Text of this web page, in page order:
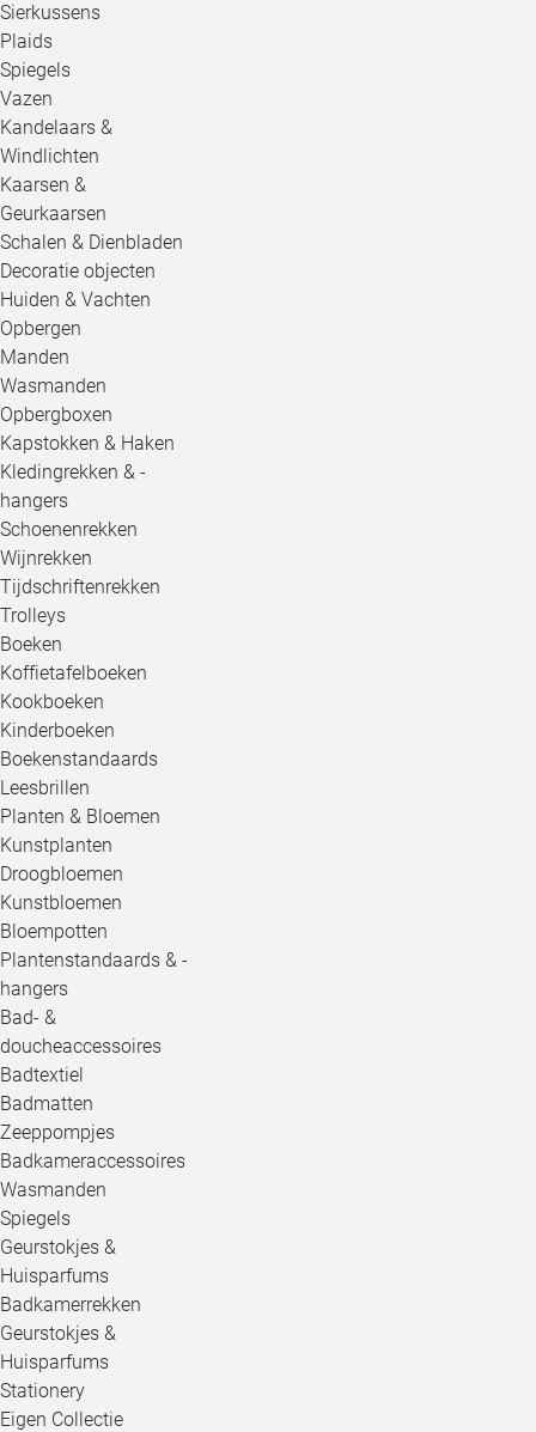
Sierkussens
Plaids
Spiegels
Vazen
Kandelaars &
Windlichten
Kaarsen &
Geurkaarsen
Schalen & Dienbladen
Decoratie objecten
Huiden & Vachten
Opbergen
Manden
Wasmanden
Opbergboxen
Kapstokken & Haken
Kledingrekken & -
hangers
Schoenenrekken
Wijnrekken
Tijdschriftenrekken
Trolleys
Boeken
Koffietafelboeken
Kookboeken
Kinderboeken
Boekenstandaards
Leesbrillen
Planten & Bloemen
Kunstplanten
Droogbloemen
Kunstbloemen
Bloempotten
Plantenstandaards & -
hangers
Bad- &
doucheaccessoires
Badtextiel
Badmatten
Zeeppompjes
Badkameraccessoires
Wasmanden
Spiegels
Geurstokjes &
Huisparfums
Badkamerrekken
Geurstokjes &
Huisparfums
Stationery
Eigen Collectie